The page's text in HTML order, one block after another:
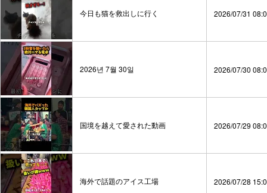
今日も猫を救出しに行く 2026/07/31
2026년 7월 30일 2026/07/30
国境を越えて愛された動画 2026/07/29
海外で話題のアイス工場 2026/07/28